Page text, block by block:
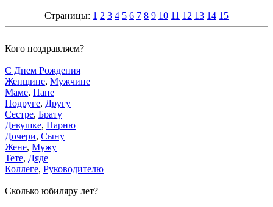
Страницы: 1 2 3 4 5 6 7 8 9 10 11 12 13 14 15
Кого поздравляем?
С Днем Рождения
Женщине, Мужчине
Маме, Папе
Подруге, Другу
Сестре, Брату
Девушке, Парню
Дочери, Сыну
Жене, Мужу
Тете, Дяде
Коллеге, Руководителю
Сколько юбиляру лет?